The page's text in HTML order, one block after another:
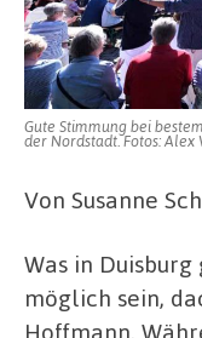
Gute Stimmung bei
der Nordstadt. Fotos: Alex
Von Susanne
Was in
möglich sein,
Hoffmann.